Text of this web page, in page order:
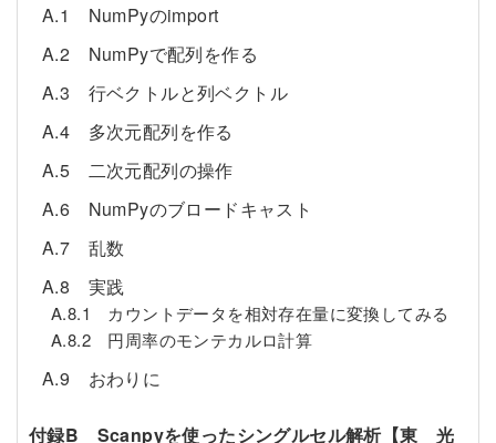
A.1 NumPyのimport
A.2 NumPyで配列を作る
A.3 行ベクトルと列ベクトル
A.4 多次元配列を作る
A.5 二次元配列の操作
A.6 NumPyのブロードキャスト
A.7 乱数
A.8 実践
A.8.1 カウントデータを相対存在量に変換してみる
A.8.2 円周率のモンテカルロ計算
A.9 おわりに
付録B Scanpyを使ったシングルセル解析【東 光